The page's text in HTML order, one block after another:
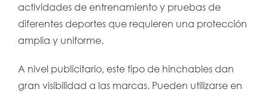
actividades de entrenamiento y pruebas de
diferentes deportes que requieren una protección
amplia y uniforme.
A nivel publicitario, este tipo de hinchables dan
gran visibilidad a las marcas. Pueden utilizarse en